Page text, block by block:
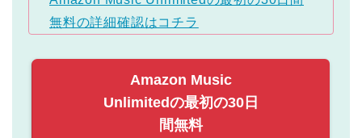
無料の詳細確認はコチラ
Amazon Music
Unlimitedの最初の30日
間無料